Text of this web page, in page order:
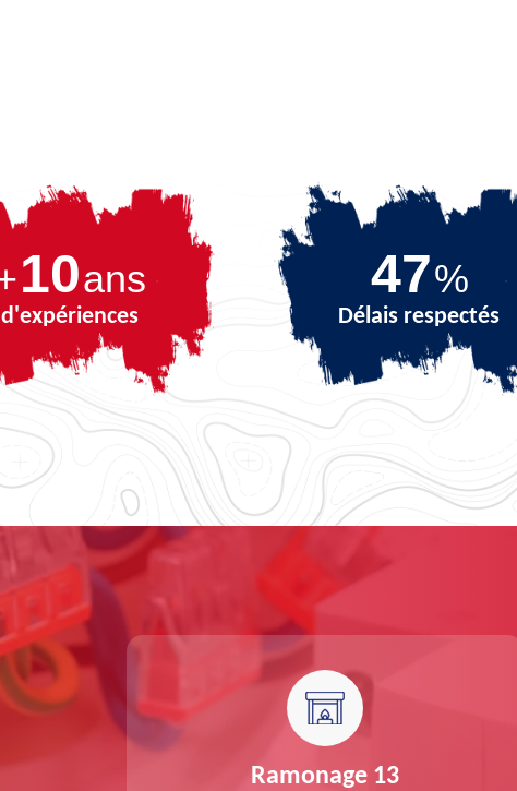
10ans
d'expériences
62%
Délais respectés
13 Ramonage 13